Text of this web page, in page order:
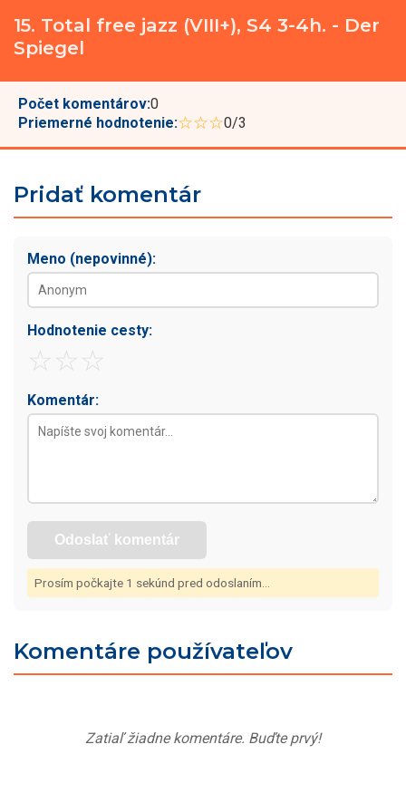
15. Total free jazz (VIII+), S4 3-4h. - Der
Spiegel
Počet komentárov:0
Priemerné hodnotenie:☆☆☆0/3
Pridať komentár
Meno (nepovinné):
Hodnotenie cesty:
☆ ☆ ☆
Komentár:
Odoslať komentár
Prosím počkajte 1 sekúnd pred odoslaním...
Komentáre používateľov
Zatiaľ žiadne komentáre. Buďte prvý!